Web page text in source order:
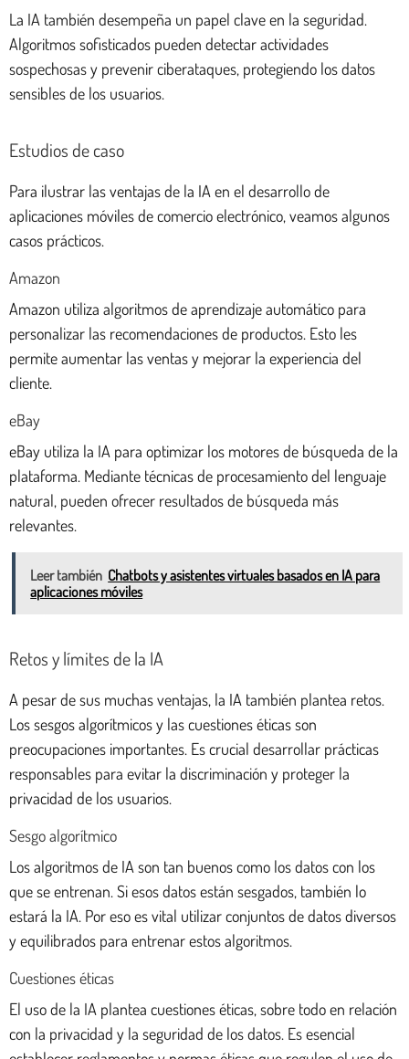
La IA también desempeña un papel clave en la seguridad.
Algoritmos sofisticados pueden detectar actividades
sospechosas y prevenir ciberataques, protegiendo los datos
sensibles de los usuarios.
Estudios de caso
Para ilustrar las ventajas de la IA en el desarrollo de
aplicaciones móviles de comercio electrónico, veamos algunos
casos prácticos.
Amazon
Amazon utiliza algoritmos de aprendizaje automático para
personalizar las recomendaciones de productos. Esto les
permite aumentar las ventas y mejorar la experiencia del
cliente.
eBay
eBay utiliza la IA para optimizar los motores de búsqueda de la
plataforma. Mediante técnicas de procesamiento del lenguaje
natural, pueden ofrecer resultados de búsqueda más
relevantes.
Leer también Chatbots y asistentes virtuales basados en IA para
aplicaciones móviles
Retos y límites de la IA
A pesar de sus muchas ventajas, la IA también plantea retos.
Los sesgos algorítmicos y las cuestiones éticas son
preocupaciones importantes. Es crucial desarrollar prácticas
responsables para evitar la discriminación y proteger la
privacidad de los usuarios.
Sesgo algorítmico
Los algoritmos de IA son tan buenos como los datos con los
que se entrenan. Si esos datos están sesgados, también lo
estará la IA. Por eso es vital utilizar conjuntos de datos diversos
y equilibrados para entrenar estos algoritmos.
Cuestiones éticas
El uso de la IA plantea cuestiones éticas, sobre todo en relación
con la privacidad y la seguridad de los datos. Es esencial